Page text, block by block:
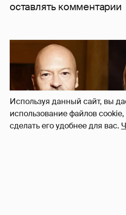
Используя данный сайт, вы
использование файлов
сделать его удобнее для вас.
оставлять комментарии